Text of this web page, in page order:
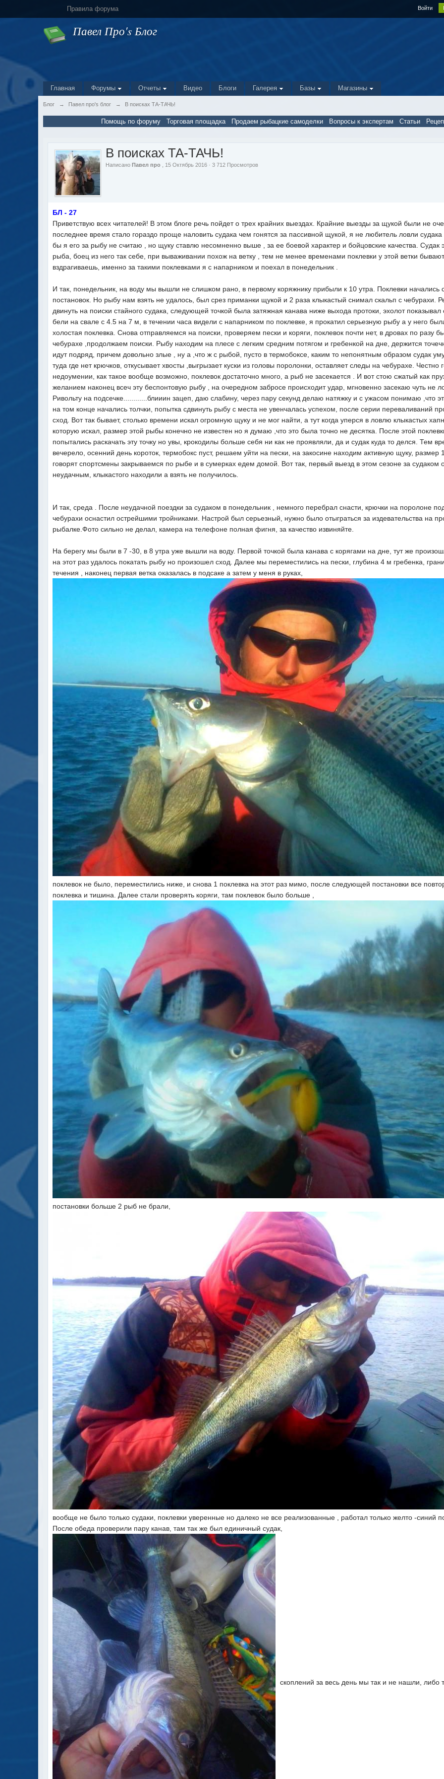
Правила форума Войти
Павел Про's Блог
Главная Форумы Отчеты Видео Блоги Галерея Базы Магазины
Блог → Павел про's блог → В поисках ТА-ТАЧЬ!
Помощь по форуму Торговая площадка Продаем рыбацкие самоделки Вопросы к экспертам Статьи
В поисках ТА-ТАЧЬ!
НаписаноПавел про , 15 Октябрь 2016 · 3 712 Просмотров
БЛ - 27
Приветствую всех читателей! В этом блоге речь пойдет о трех крайних выездах. Крайние выезды за щукой были не
последнее время стало гораздо проще наловить судака чем гонятся за пассивной щукой, я не любитель ловли судака
бы я его за рыбу не считаю , но щуку ставлю несомненно выше , за ее боевой характер и бойцовские качества. Судак
рыба, боец из него так себе, при вываживании похож на ветку , тем не менее временами поклевки у этой ветки
вздрагиваешь, именно за такими поклевками я с напарником и поехал в понедельник .
И так, понедельник, на воду мы вышли не слишком рано, в первому коряжнику прибыли к 10 утра. Поклевки начались
постановок. Но рыбу нам взять не удалось, был срез приманки щукой и 2 раза клыкастый снимал скальп с чебурахи.
двинуть на поиски стайного судака, следующей точкой была затяжная канава ниже выхода протоки, эхолот показывал
бели на свале с 4.5 на 7 м, в течении часа видели с напарником по поклевке, я прокатил серьезную рыбу а у него
холостая поклевка. Снова отправляемся на поиски, проверяем пески и коряги, поклевок почти нет, в дровах по разу
чебурахе ,продолжаем поиски. Рыбу находим на плесе с легким средним потягом и гребенкой на дне, держится
идут подряд, причем довольно злые , ну а ,что ж с рыбой, пусто в термобоксе, каким то непонятным образом судак
туда где нет крючков, откусывает хвосты ,выгрызает куски из головы поролонки, оставляет следы на чебурахе. Честно
недоумении, как такое вообще возможно, поклевок достаточно много, а рыб не засекается . И вот стою сжатый как
желанием наконец всеч эту беспонтовую рыбу , на очередном забросе происходит удар, мгновенно засекаю чуть не
Ривольту на подсечке............блииин зацеп, даю слабину, через пару секунд делаю натяжку и с ужасом понимаю ,что
на том конце начались толчки, попытка сдвинуть рыбу с места не увенчалась успехом, после серии переваливаний
сход. Вот так бывает, столько времени искал огромную щуку и не мог найти, а тут когда уперся в ловлю клыкастых
которую искал, размер этой рыбы конечно не известен но я думаю ,что это была точно не десятка. После этой
попытались раскачать эту точку но увы, крокодилы больше себя ни как не проявляли, да и судак куда то делся. Тем
вечерело, осенний день короток, термобокс пуст, решаем уйти на пески, на закосине находим активную щуку, размер
говорят спортсмены закрываемся по рыбе и в сумерках едем домой. Вот так, первый выезд в этом сезоне за судаком
неудачным, клыкастого находили а взять не получилось.
И так, среда . После неудачной поездки за судаком в понедельник , немного перебрал снасти, крючки на поролоне
чебурахи оснастил острейшими тройниками. Настрой был серьезный, нужно было отыграться за издевательства на
рыбалке.Фото сильно не делал, камера на телефоне полная фигня, за качество извиняйте.
На берегу мы были в 7 -30, в 8 утра уже вышли на воду. Первой точкой была канава с корягами на дне, тут же
на этот раз удалось покатать рыбу но произошел сход. Далее мы переместились на пески, глубина 4 м гребенка,
течения , наконец первая ветка оказалась в подсаке а затем у меня в руках,
поклевок не было, переместились ниже, и снова 1 поклевка на этот раз мимо, после следующей постановки все
поклевка и тишина. Далее стали проверять коряги, там поклевок было больше ,
постановки больше 2 рыб не брали,
вообще не было только судаки, поклевки уверенные но далеко не все реализованные , работал только желто -синий
После обеда проверили пару канав, там так же был единичный судак,
скоплений за весь день мы так и не нашли, либо